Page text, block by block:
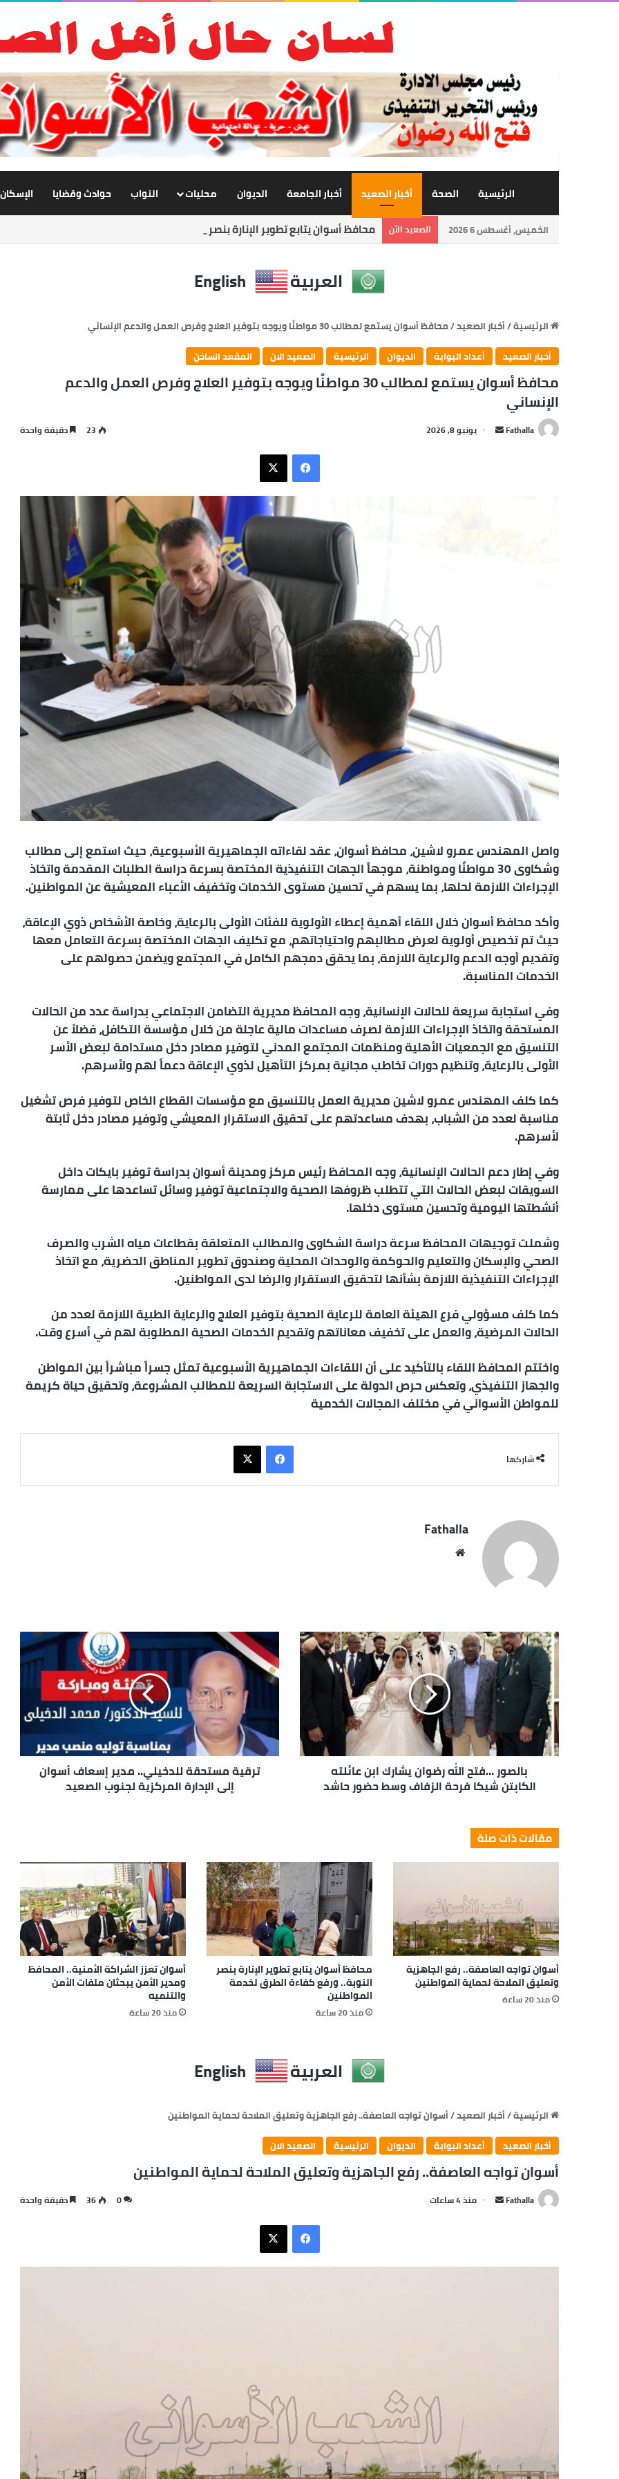
الرئيسية الصحة أخبار الصعيد أخبار الجامعة الديوان محليات النواب حوادث وقضايا الإسكان
الخميس, أغسطس 6 2026 الصعيد الأن محافظ أسوان يتابع تطوير الإنارة بنصر النوبة.. ورفع كفاءة الطرق لخدمة المواطنين
العربية English
الرئيسية/أخبار الصعيد/محافظ أسوان يستمع لمطالب 30 مواطنًا ويوجه بتوفير العلاج وفرص العمل والدعم الإنساني
أخبار الصعيد
أعداد البوابة الديوان الرئيسية الصعيد الان المقعد الساخن
محافظ أسوان يستمع لمطالب 30 مواطنًا ويوجه بتوفير العلاج وفرص العمل والدعم
الإنساني
Fathalla يونيو 8, 2026 23 دقيقة واحدة
فيسبوك
واصل المهندس عمرو لاشين، محافظ أسوان، عقد لقاءاته الجماهيرية الأسبوعية، حيث استمع إلى مطالب
وشكاوى 30 مواطنًا ومواطنة، موجهاً الجهات التنفيذية المختصة بسرعة دراسة الطلبات المقدمة واتخاذ
الإجراءات اللازمة لحلها، بما يسهم في تحسين مستوى الخدمات وتخفيف الأعباء المعيشية عن المواطنين.
وأكد محافظ أسوان خلال اللقاء أهمية إعطاء الأولوية للفئات الأولى بالرعاية، وخاصة الأشخاص ذوي الإعاقة،
حيث تم تخصيص أولوية لعرض مطالبهم واحتياجاتهم، مع تكليف الجهات المختصة بسرعة التعامل معها
وتقديم أوجه الدعم والرعاية اللازمة، بما يحقق دمجهم الكامل في المجتمع ويضمن حصولهم على
الخدمات المناسبة.
وفي استجابة سريعة للحالات الإنسانية، وجه المحافظ مديرية التضامن الاجتماعي بدراسة عدد من الحالات
المستحقة واتخاذ الإجراءات اللازمة لصرف مساعدات مالية عاجلة من خلال مؤسسة التكافل، فضلاً عن
التنسيق مع الجمعيات الأهلية ومنظمات المجتمع المدني لتوفير مصادر دخل مستدامة لبعض الأسر
الأولى بالرعاية، وتنظيم دورات تخاطب مجانية بمركز التأهيل لذوي الإعاقة دعماً لهم ولأسرهم.
كما كلف المهندس عمرو لاشين مديرية العمل بالتنسيق مع مؤسسات القطاع الخاص لتوفير فرص تشغيل
مناسبة لعدد من الشباب، بهدف مساعدتهم على تحقيق الاستقرار المعيشي وتوفير مصادر دخل ثابتة
لأسرهم.
وفي إطار دعم الحالات الإنسانية، وجه المحافظ رئيس مركز ومدينة أسوان بدراسة توفير بايكات داخل
السويقات لبعض الحالات التي تتطلب ظروفها الصحية والاجتماعية توفير وسائل تساعدها على ممارسة
أنشطتها اليومية وتحسين مستوى دخلها.
وشملت توجيهات المحافظ سرعة دراسة الشكاوى والمطالب المتعلقة بقطاعات مياه الشرب والصرف
الصحي والإسكان والتعليم والحوكمة والوحدات المحلية وصندوق تطوير المناطق الحضرية، مع اتخاذ
الإجراءات التنفيذية اللازمة بشأنها لتحقيق الاستقرار والرضا لدى المواطنين.
كما كلف مسؤولي فرع الهيئة العامة للرعاية الصحية بتوفير العلاج والرعاية الطبية اللازمة لعدد من
الحالات المرضية، والعمل على تخفيف معاناتهم وتقديم الخدمات الصحية المطلوبة لهم في أسرع وقت.
واختتم المحافظ اللقاء بالتأكيد على أن اللقاءات الجماهيرية الأسبوعية تمثل جسراً مباشراً بين المواطن
والجهاز التنفيذي، وتعكس حرص الدولة على الاستجابة السريعة للمطالب المشروعة، وتحقيق حياة كريمة
للمواطن الأسواني في مختلف المجالات الخدمية
شاركها
فيسبوك
Fathalla
بالصور …فتح الله رضوان يشارك ابن عائلته
الكابتن شيكا فرحة الزفاف وسط حضور حاشد
ترقية مستحقة للدخيلي.. مدير إسعاف أسوان
إلى الإدارة المركزية لجنوب الصعيد
مقالات ذات صلة
أسوان تواجه العاصفة.. رفع الجاهزية
وتعليق الملاحة لحماية المواطنين
منذ 20 ساعة
محافظ أسوان يتابع تطوير الإنارة بنصر
النوبة.. ورفع كفاءة الطرق لخدمة
المواطنين
منذ 20 ساعة
أسوان تعزز الشراكة الأمنية.. المحافظ
ومدير الأمن يبحثان ملفات الأمن
والتنميه
منذ 20 ساعة